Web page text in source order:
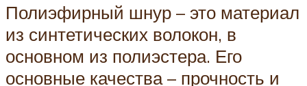
Полиэфирный шнур – это материал
из синтетических волокон, в
основном из полиэстера. Его
основные качества – прочность и